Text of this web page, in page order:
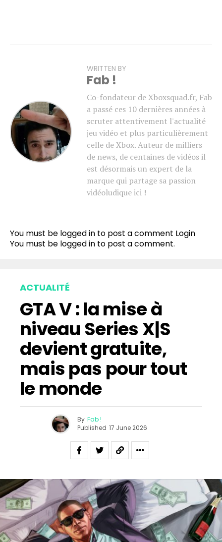
WRITTEN BY
Fab !
Co-fondateur de Xboxsquad.fr, Fab
a passé ces 10 dernières années à
scruter attentivement l'actualité
jeu vidéo et plus particulièrement
celle de Xbox. Auteur de milliers
de news, de centaines de vidéos il
est désormais un expert de la
marque qui partage sa passion
vidéoludique ici !
You must be logged in to post a comment Login
You must be logged in to post a comment.
ACTUALITÉ
GTA V : la mise à
niveau Series X|S
devient gratuite,
mais pas pour tout
le monde
By Fab !
Published 17 June 2026
Flipboard
Reddit
Pinterest
Whatsapp